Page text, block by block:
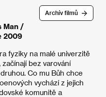
Archív filmů
Man /
2009
fyziky na malé univerzitě
bez varování
Co mu Bůh chce
vychází z jejich
komunitě a